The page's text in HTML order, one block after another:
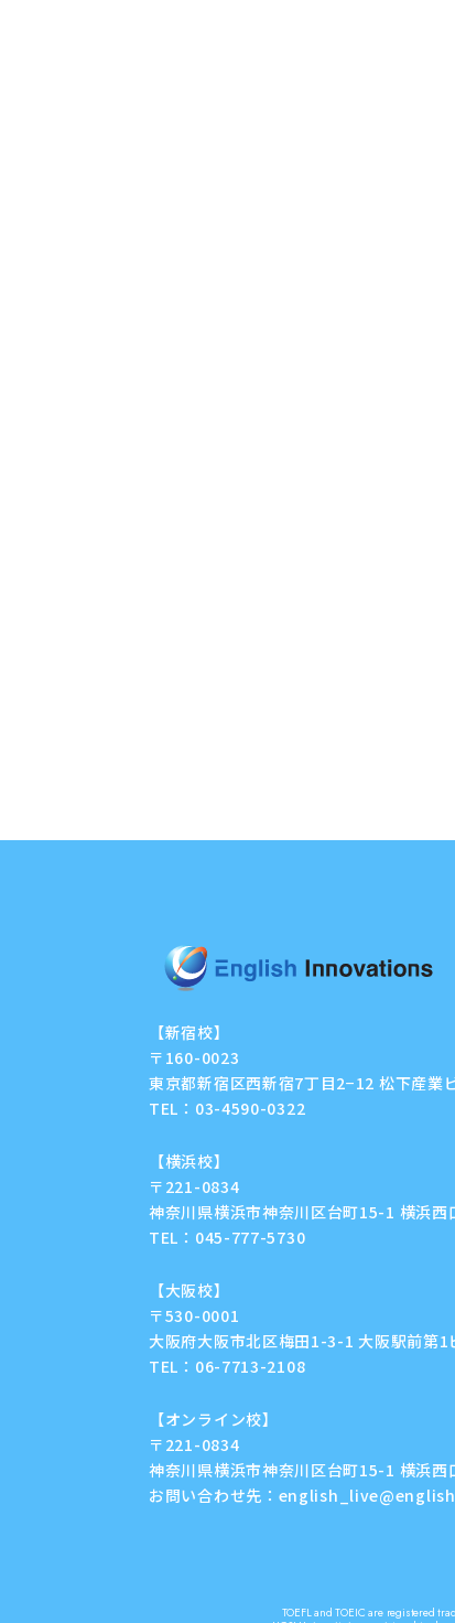
【新宿校】
〒160-0023
東京都新宿区西新宿7丁目2−12 松下産業
TEL： 03-4590-0322
【横浜校】
〒221-0834
神奈川県横浜市神奈川区台町15-1 横浜西
TEL： 045-777-5730
【大阪校】
〒530-0001
大阪府大阪市北区梅田1-3-1 大阪駅前第
TEL： 06-7713-2108
【オンライン校】
〒221-0834
神奈川県横浜市神奈川区台町15-1 横浜西
お問い合わせ先：
TOEFL and TOEIC are registered